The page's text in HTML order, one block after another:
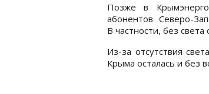
Позже в
абонентов Северо-
В частности, без
Из-за отсутствия
Крыма осталась и без